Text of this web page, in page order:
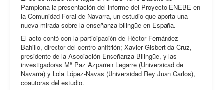
Pamplona la presentación del informe del Proyecto ENEBE en
la Comunidad Foral de Navarra, un estudio que aporta una
nueva mirada sobre la enseñanza bilingüe en España.
El acto contó con la participación de Héctor Fernández
Bahillo, director del centro anfitrión; Xavier Gisbert da Cruz,
presidente de la Asociación Enseñanza Bilingüe, y las
investigadoras Mª Paz Azparren Legarre (Universidad de
Navarra) y Lola López-Navas (Universidad Rey Juan Carlos),
coautoras del estudio.